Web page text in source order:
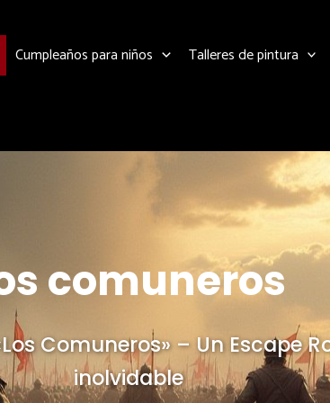
Cumpleaños para niños Talleres de pintura
comuneros
Comuneros» – Un Escape
inolvidable